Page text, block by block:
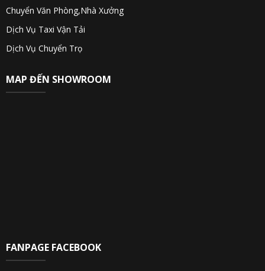
Chuyển Văn Phòng,Nhà Xưởng
Dịch Vụ Taxi Vận Tải
Dịch Vụ Chuyển Trọ
MAP ĐẾN SHOWROOM
FANPAGE FACEBOOK